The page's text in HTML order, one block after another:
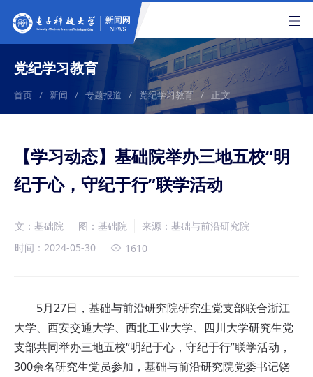
党纪学习教育
首页 / 新闻 / 专题报道 / 党纪学习教育 / 正文
【学习动态】基础院举办三地五校“明
纪于心，守纪于行”联学活动
文：基础院 图：基础院
来源：基础与前沿研究院
时间：2024-05-30
1610
5月27日，基础与前沿研究院研究生党支部联合浙江
大学、西安交通大学、西北工业大学、四川大学研究生党
支部共同举办三地五校“明纪于心，守纪于行”联学活动，
300余名研究生党员参加，基础与前沿研究院党委书记饶